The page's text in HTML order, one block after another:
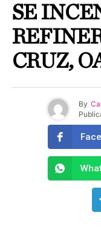
SE
CRUZ,
By